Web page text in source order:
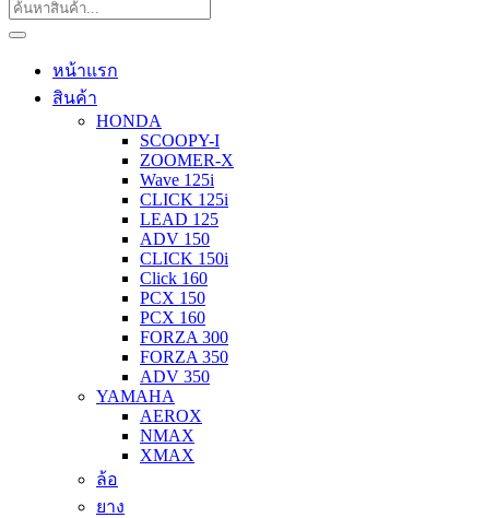
หน้าแรก
สินค้า
HONDA
SCOOPY-I
ZOOMER-X
Wave 125i
CLICK 125i
LEAD 125
ADV 150
CLICK 150i
Click 160
PCX 150
PCX 160
FORZA 300
FORZA 350
ADV 350
YAMAHA
AEROX
NMAX
XMAX
ล้อ
ยาง